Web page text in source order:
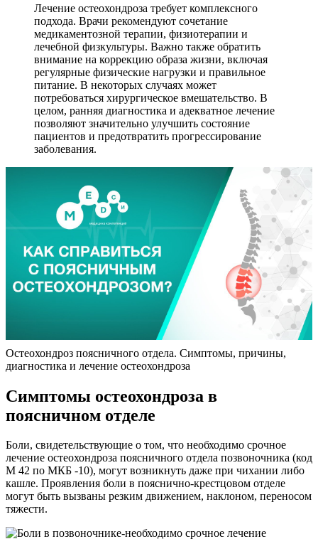
Лечение остеохондроза требует комплексного
подхода. Врачи рекомендуют сочетание
медикаментозной терапии, физиотерапии и
лечебной физкультуры. Важно также обратить
внимание на коррекцию образа жизни, включая
регулярные физические нагрузки и правильное
питание. В некоторых случаях может
потребоваться хирургическое вмешательство. В
целом, ранняя диагностика и адекватное лечение
позволяют значительно улучшить состояние
пациентов и предотвратить прогрессирование
заболевания.
Остеохондроз поясничного отдела. Симптомы, причины,
диагностика и лечение остеохондроза
Симптомы остеохондроза в
поясничном отделе
Боли, свидетельствующие о том, что необходимо срочное
лечение остеохондроза поясничного отдела позвоночника (код
М 42 по МКБ -10), могут возникнуть даже при чихании либо
кашле. Проявления боли в пояснично-крестцовом отделе
могут быть вызваны резким движением, наклоном, переносом
тяжести.